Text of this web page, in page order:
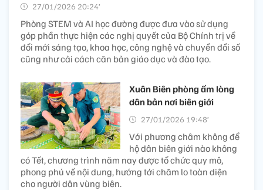
27/01/2026 20:24’
Phòng STEM và AI học đường được đưa vào sử dụng
góp phần thực hiện các nghị quyết của Bộ Chính trị về
đổi mới sáng tạo, khoa học, công nghệ và chuyển đổi số
cũng như cải cách căn bản giáo dục và đào tạo.
Xuân Biên phòng ấm lòng
dân bản nơi biên giới
27/01/2026 19:48’
Với phương châm không để
hộ dân biên giới nào không
có Tết, chương trình năm nay được tổ chức quy mô,
phong phú về nội dung, hướng tới chăm lo toàn diện
cho người dân vùng biên.